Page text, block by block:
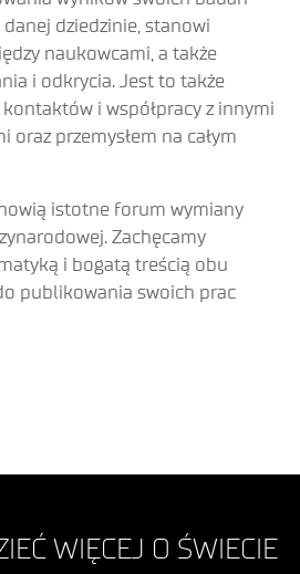
dziedzinie, stanowi
naukowcami, a także
i odkrycia. Jest to także
i współpracy z innymi
oraz przemysłem na całym
istotne forum wymiany
Zachęcamy
i bogatą treścią obu
publikowania swoich prac
WIĘCEJ O ŚWIECIE